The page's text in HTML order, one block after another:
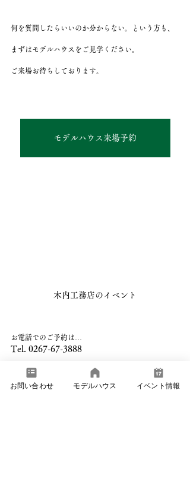
何を質問したらいいのか分からない。という方も、
まずはモデルハウスをご見学ください。
ご来場お待ちしております。
モデルハウス来場予約
木内工務店のイベント
お電話でのご予約は…
Tel. 0267-67-3888
お問い合わせ モデルハウス イベント情報